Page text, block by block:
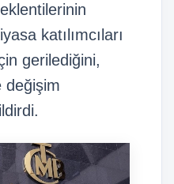
katılımcıları
gerilediğini,
değişim